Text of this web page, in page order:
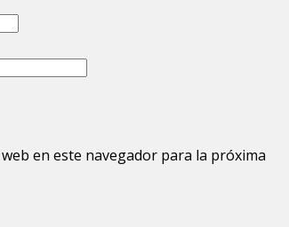
en este navegador para la próxima